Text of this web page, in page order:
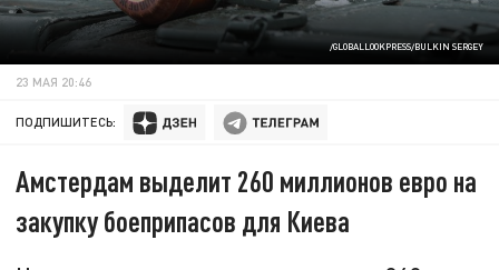
/GLOBALLOOKPRESS/BULKIN SERGEY
23 МАЯ 20:46
ПОДПИШИТЕСЬ:
Амстердам выделит 260 миллионов евро на
закупку боеприпасов для Киева